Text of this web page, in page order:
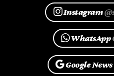
Instagram
WhatsApp
Google News